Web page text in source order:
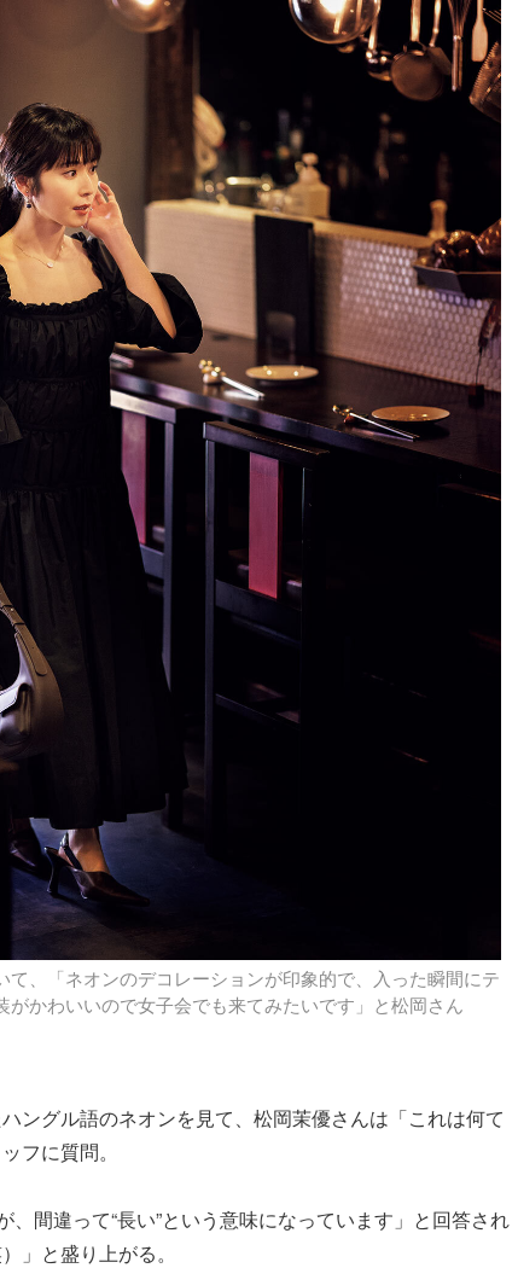
て、「ネオンのデコレーションが印象的で、入った瞬間にテ
がかわいいので女子会でも来てみたいです」と松岡さん
ングル語のネオンを見て、松岡茉優さんは「これは何て
フに質問。
、間違って“長い”という意味になっています」と回答され
」と盛り上がる。